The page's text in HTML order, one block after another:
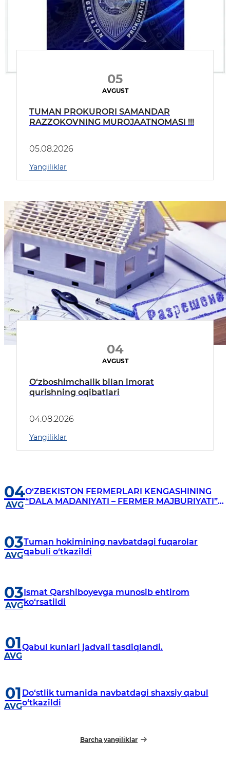
05
AVGUST
TUMAN PROKURORI SAMANDAR
RAZZOKOVNING MUROJAATNOMASI !!!
05.08.2026
Yangiliklar
04
AVGUST
O‘zboshimchalik bilan imorat
qurishning oqibatlari
04.08.2026
Yangiliklar
04
AVG
O‘ZBEKISTON FERMERLARI KENGASHINING
“DALA MADANIYATI – FERMER MAJBURIYATI”
03
AVG
Tuman hokimining navbatdagi fuqarolar
qabuli o‘tkazildi
03
AVG
Ismat Qarshiboyevga munosib ehtirom
ko‘rsatildi
01
AVG
Qabul kunlari jadvali tasdiqlandi.
01
AVG
Do‘stlik tumanida navbatdagi shaxsiy qabul
o‘tkazildi
Barcha yangiliklar